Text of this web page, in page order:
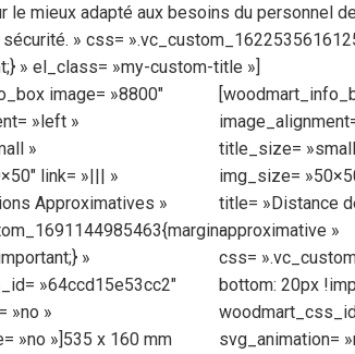
le mieux adapté aux besoins du personnel
» css=
» el_class= »my-custom-title »]
image= »8800″
»left »
»
link= »||| »
Approximatives »
»
»64ccd15e53cc2″
»no »
»no »]535 x 160 mm
title_size=
img_size=
title= »Distance
approximative »
css=
bottom: 20px
svg_animation=